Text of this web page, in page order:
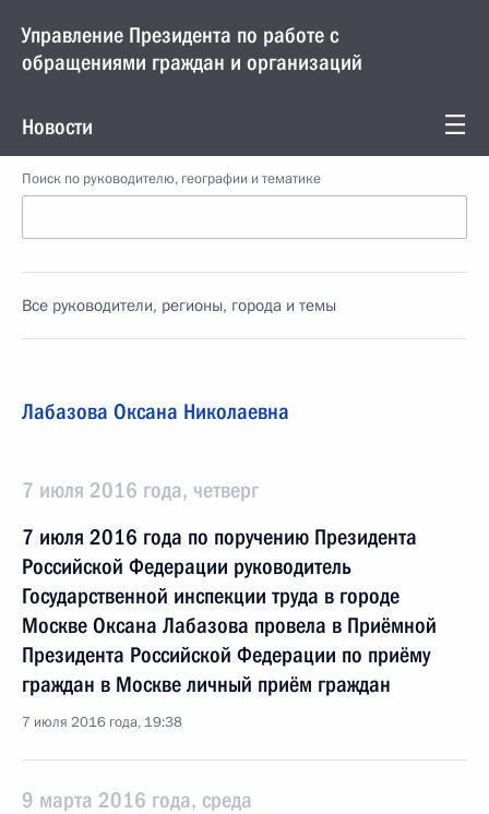
Управление Президента по работе с
обращениями граждан и организаций
Новости
Поиск по руководителю, географии и тематике
Все руководители, регионы, города и темы
Лабазова Оксана Николаевна
7 июля 2016 года, четверг
7 июля 2016 года по поручению Президента
Российской Федерации руководитель
Государственной инспекции труда в городе
Москве Оксана Лабазова провела в Приёмной
Президента Российской Федерации по приёму
граждан в Москве личный приём граждан
7 июля 2016 года, 19:38
9 марта 2016 года, среда